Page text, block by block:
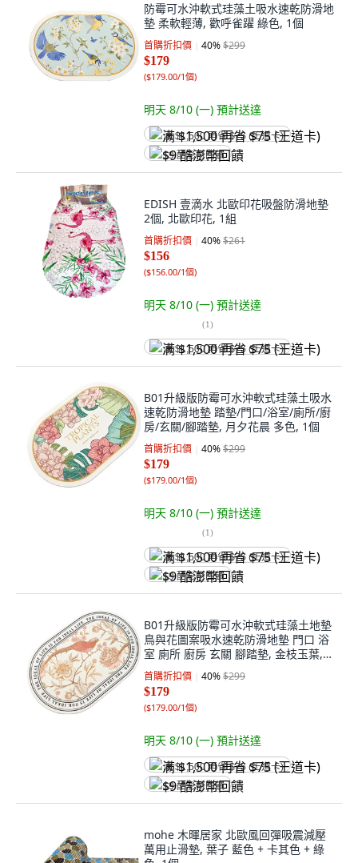
防霉可水沖軟式珪藻土吸水速乾防滑地
墊 柔軟輕薄, 歡呼雀躍 綠色, 1個
首購折扣價 40%$299
$179
($179.00/1個)
明天 8/10 (一) 預計送達
满 $1,500 再省 $75 (王道卡)
$9 酷澎幣回饋
EDISH 壹滴水 北歐印花吸盤防滑地墊
2個, 北歐印花, 1組
首購折扣價 40%$261
$156
($156.00/1個)
明天 8/10 (一) 預計送達
(1)
满 $1,500 再省 $75 (王道卡)
B01升級版防霉可水沖軟式珪藻土吸水
速乾防滑地墊 踏墊/門口/浴室/廁所/廚
房/玄關/腳踏墊, 月夕花晨 多色, 1個
首購折扣價 40%$299
$179
($179.00/1個)
明天 8/10 (一) 預計送達
(1)
满 $1,500 再省 $75 (王道卡)
$9 酷澎幣回饋
B01升級版防霉可水沖軟式珪藻土地墊
鳥與花圖案吸水速乾防滑地墊 門口 浴
室 廁所 廚房 玄關 腳踏墊, 金枝玉葉, 1
個
首購折扣價 40%$299
$179
($179.00/1個)
明天 8/10 (一) 預計送達
满 $1,500 再省 $75 (王道卡)
$9 酷澎幣回饋
mohe 木暉居家 北歐風回彈吸震減壓
萬用止滑墊, 葉子 藍色 + 卡其色 + 綠